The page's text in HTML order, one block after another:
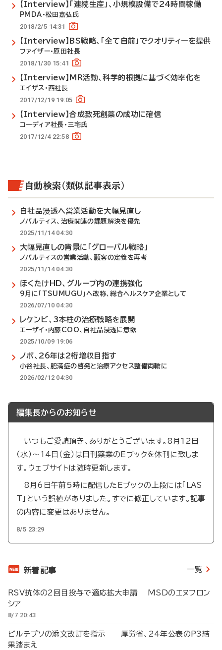
【Interview】「連続生産」、小規模設備で24時間稼働
PMDA・松田嘉弘氏
2018/2/5 14:31
【Interview】BS戦略、「全て自前」でクオリティーを提供
ファイザー・原田社長
2018/1/30 15:41
【Interview】MR活動、科学的根拠に基づく効率化を
エイザス・西社長
2017/12/19 19:05
【Interview】合成致死創薬の成功に確信
コーディア社長・三宅氏
2017/12/4 22:58
自動検索（類似記事表示）
自社品浸透へ営業活動を大幅見直し
ノバルティス、治療関連の課題解決を優先
2025/11/14 04:30
大幅見直しの背景に「グローバル戦略」
ノバルティスの営業活動、顧客の定義を再考
2025/11/14 04:30
ほくたけHD、グループ内の連携強化
9月に「TSUMUGU」へ改称、総合ヘルスケア企業として
2026/07/10 04:30
レケンビ、3本柱の治療戦略を展開
エーザイ・内藤COO、自社品浸透に意欲
2025/10/09 19:06
ノボ、26年は2桁増収目指す
小谷社長、肥満症の啓発と治療アクセス整備両輪に
2026/02/12 04:30
編集長からのお知らせ
いつもご愛読頂き、ありがとうございます。8月12日
（水）～14日（金）は日刊薬業のEブックを休刊に致しま
す。ウェブサイトは随時更新します。
8月6日午前5時に配信したEブックの上段には「LAS
T」という誤植がありました。すでに修正しています。記事
の内容に変更はありません。
8/5 23:29
新着記事 一覧
RSV抗体の2回目投与で適応拡大申請 MSDのエヌフロン
シア
8/7 20:43
ビルテプソの添文改訂を指示 厚労省、24年公表のP3結
果踏まえ